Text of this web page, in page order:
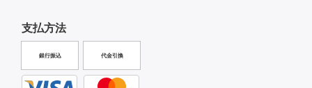
支払方法
銀行振込 代金引換